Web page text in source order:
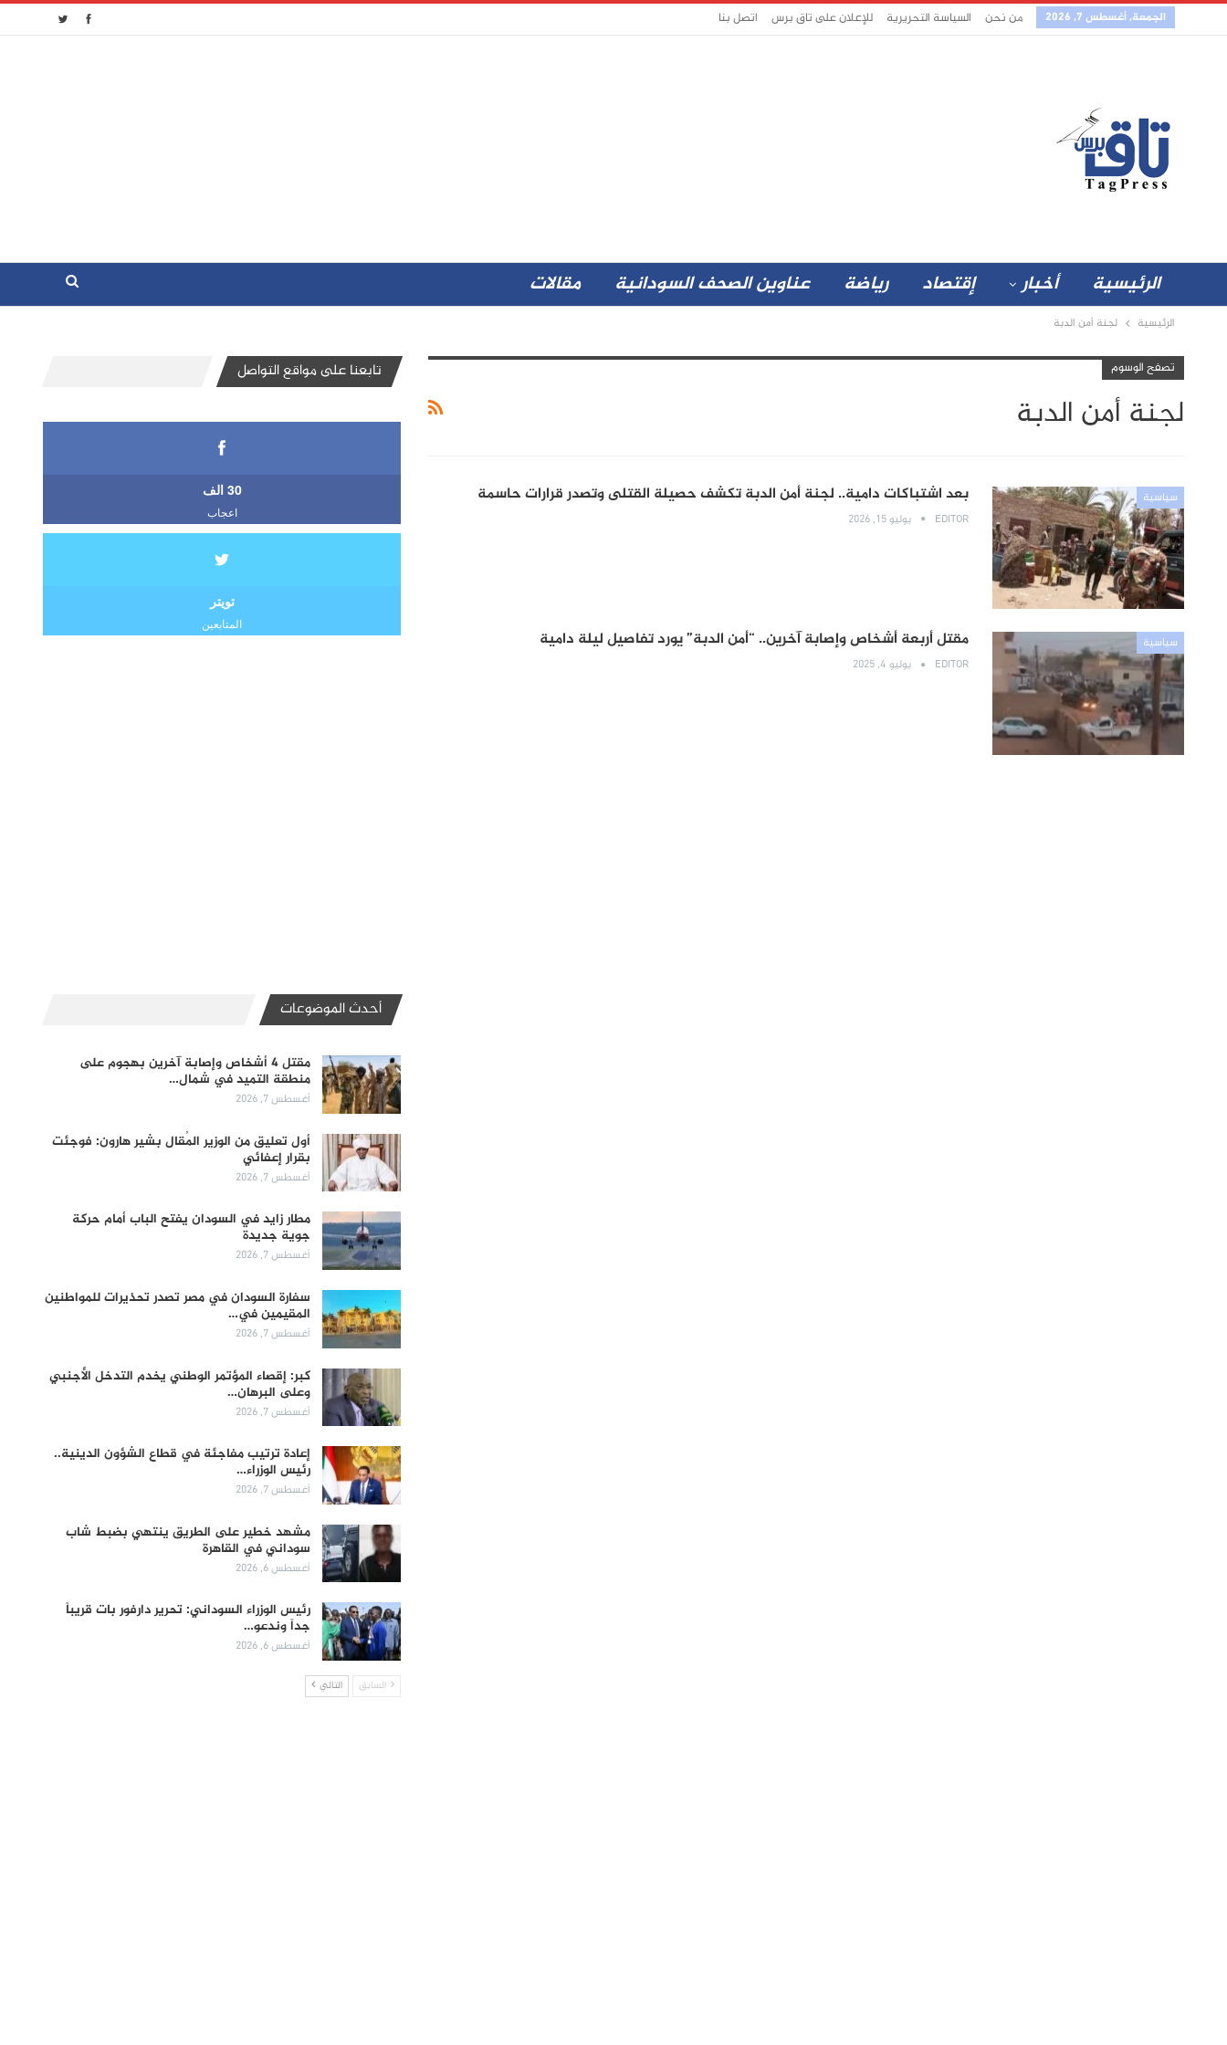
الجمعة, أغسطس 7, 2026 من نحن السياسة التحريرية للإعلان على تاق برس اتصل بنا
الرئيسية أخبار إقتصاد رياضة عناوين الصحف السودانية مقالات
الرئيسية لجنة أمن الدبة
تصفح الوسوم
لجنة أمن الدبة
سياسية بعد اشتباكات دامية.. لجنة أمن الدبة تكشف حصيلة القتلى وتصدر قرارات حاسمة
EDITOR يوليو 15, 2026
سياسية مقتل أربعة أشخاص وإصابة آخرين.. “أمن الدبة” يورد تفاصيل ليلة دامية
EDITOR يوليو 4, 2025
تابعنا على مواقع التواصل
30 الف
اعجاب
تويتر
المتابعين
أحدث الموضوعات
مقتل 4 أشخاص وإصابة آخرين بهجوم على
منطقة التميد في شمال…
أغسطس 7, 2026
أول تعليق من الوزير المُقال بشير هارون: فوجئت
بقرار إعفائي
أغسطس 7, 2026
مطار زايد في السودان يفتح الباب أمام حركة
جوية جديدة
أغسطس 7, 2026
سفارة السودان في مصر تصدر تحذيرات للمواطنين
المقيمين في…
أغسطس 7, 2026
كبر: إقصاء المؤتمر الوطني يخدم التدخل الأجنبي
وعلى البرهان…
أغسطس 7, 2026
إعادة ترتيب مفاجئة في قطاع الشؤون الدينية..
رئيس الوزراء…
أغسطس 7, 2026
مشهد خطير على الطريق ينتهي بضبط شاب
سوداني في القاهرة
أغسطس 6, 2026
رئيس الوزراء السوداني: تحرير دارفور بات قريباً
جداً وندعو…
أغسطس 6, 2026
السابق التالي